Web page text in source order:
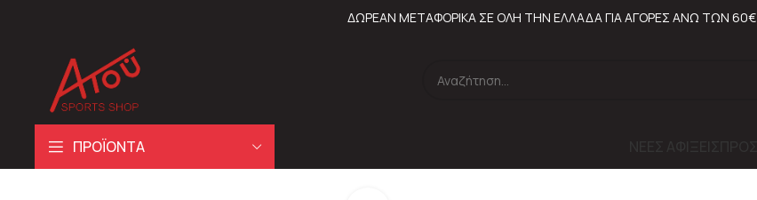
ΔΩΡΕΑΝ ΜΕΤΑΦΟΡΙΚΑ ΣΕ ΟΛΗ ΤΗΝ ΕΛΛΑΔΑ ΓΙΑ ΑΓΟΡΕΣ ΑΝΩ ΤΩΝ 60€
ΠΡΟΪΟΝΤΑ